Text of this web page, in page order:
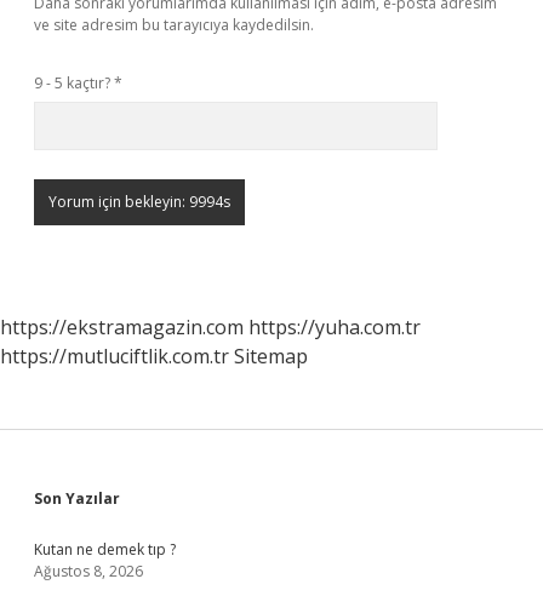
ve site adresim bu tarayıcıya kaydedilsin.
9 - 5 kaçtır?*
https://ekstramagazin.com https://yuha.com.tr
https://mutluciftlik.com.trSitemap
Sidebar
Son Yazılar
Kutan ne demek tıp ?
Ağustos 8, 2026